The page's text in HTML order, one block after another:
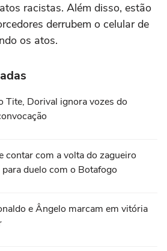
racistas. Além disso, estão
derrubem o celular de
os atos.
Tite, Dorival ignora vozes do
contar com a volta do zagueiro
para duelo com o Botafogo
e Ângelo marcam em vitória